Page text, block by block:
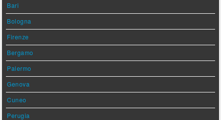
Bari
Bologna
Firenze
Bergamo
Palermo
Genova
Cuneo
Perugia